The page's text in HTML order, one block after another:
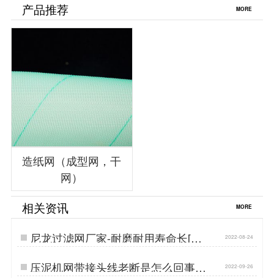
产品推荐 MORE
造纸网（成型网，干
网）
相关资讯 MORE
尼龙过滤网厂家-耐磨耐用寿命长[丹
娜鸶]…
2022-08-24
压泥机网带接头线老断是怎么回事- 2022-09-26